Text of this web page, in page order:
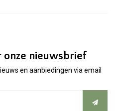
onze nieuwsbrief
en aanbiedingen via email